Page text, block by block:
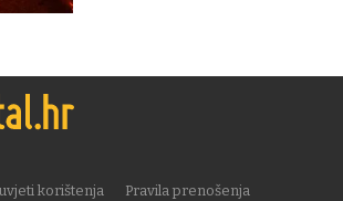
korištenja
Pravila prenošenja